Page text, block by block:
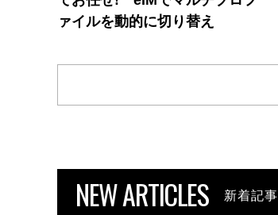
ァイルを動的に切り替え
NEW ARTICLES 新着記事